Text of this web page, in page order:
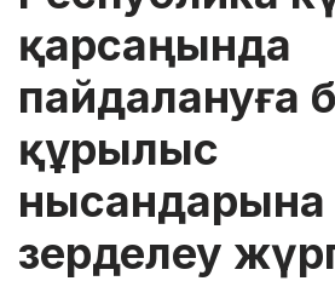
қарсаңында
пайдалануға
құрылыс
нысандарына
зерделеу